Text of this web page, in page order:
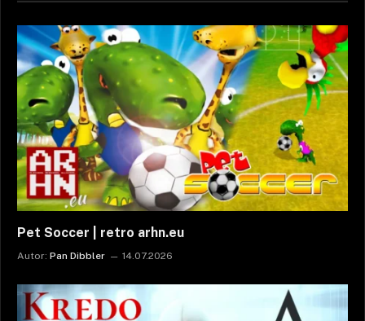
Pet Soccer | retro arhn.eu
Autor: Pan Dibbler 14.07.2026